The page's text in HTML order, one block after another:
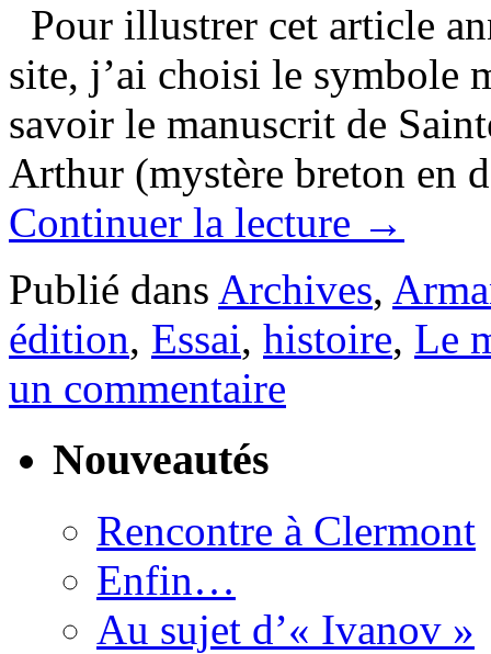
Pour illustrer cet article
site, j’ai choisi le symbole
savoir le manuscrit de
Arthur (mystère breton en
Continuer la lecture →
Publié dans Archives,
édition, Essai, histoire, Le
un commentaire
Nouveautés
Rencontre à Clermont
Enfin…
Au sujet d’« Ivanov »